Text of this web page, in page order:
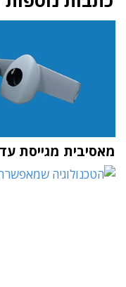
מאסיבית מגייסת עד 40 מיליון שקל